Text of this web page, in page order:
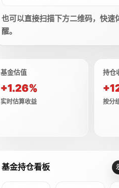
也可以直接扫描下方二维码，快
醒。
基金估值
+1.26%
实时估算收益
持仓
按分
基金持仓看板